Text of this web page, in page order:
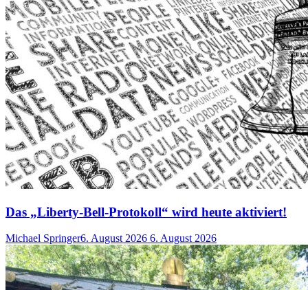
Das „Liberty-Bell-Protokoll“ wird heute aktiviert!
Michael Springer6. August 2026 6. August 2026